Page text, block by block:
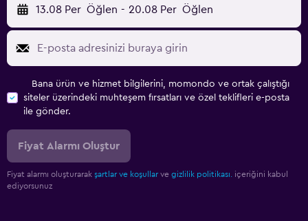
13.08 Per Öğlen - 20.08 Per Öğlen
Bana ürün ve hizmet bilgilerini, momondo ve ortak çalıştığı
siteler üzerindeki muhteşem fırsatları ve özel teklifleri e-posta
ile gönder.
Fiyat Alarmı Oluştur
Fiyat alarmı oluşturarak şartlar ve koşullar ve gizlilik politikası. içeriğini kabul
ediyorsunuz